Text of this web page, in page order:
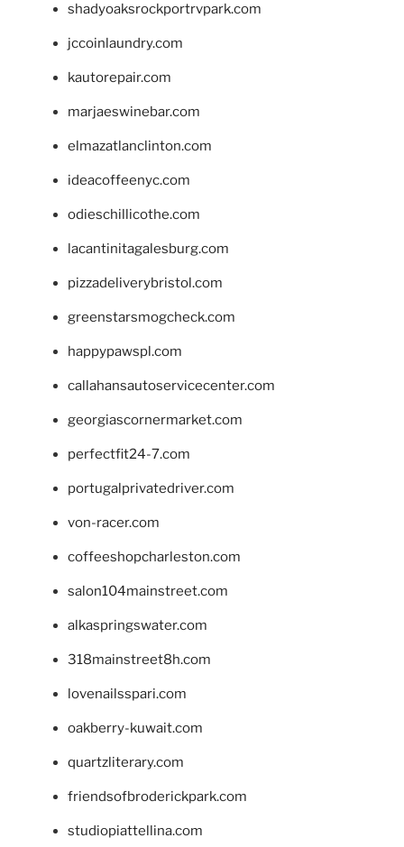
shadyoaksrockportrvpark.com
jccoinlaundry.com
kautorepair.com
marjaeswinebar.com
elmazatlanclinton.com
ideacoffeenyc.com
odieschillicothe.com
lacantinitagalesburg.com
pizzadeliverybristol.com
greenstarsmogcheck.com
happypawspl.com
callahansautoservicecenter.com
georgiascornermarket.com
perfectfit24-7.com
portugalprivatedriver.com
von-racer.com
coffeeshopcharleston.com
salon104mainstreet.com
alkaspringswater.com
318mainstreet8h.com
lovenailsspari.com
oakberry-kuwait.com
quartzliterary.com
friendsofbroderickpark.com
studiopiattellina.com